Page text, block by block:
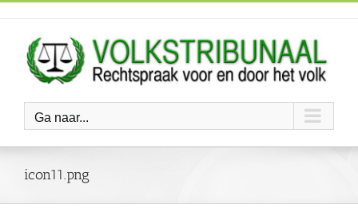
Ga
naar
Ga naar...
icon11.png